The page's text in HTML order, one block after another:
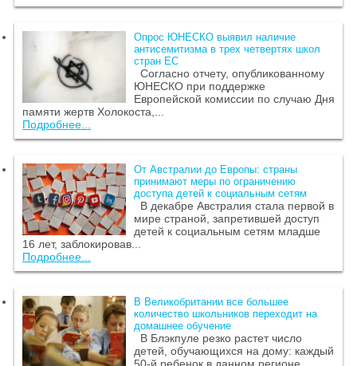
Опрос ЮНЕСКО выявил наличие
антисемитизма в трех четвертях школ
стран ЕС
Согласно отчету, опубликованному
ЮНЕСКО при поддержке
Европейской комиссии по случаю Дня
памяти жертв Холокоста,...
Подробнее...
От Австралии до Европы: страны
принимают меры по ограничению
доступа детей к социальным сетям
В декабре Австралия стала первой в
мире страной, запретившей доступ
детей к социальным сетям младше
16 лет, заблокировав...
Подробнее...
В Великобритании все большее
количество школьников переходит на
домашнее обучение
В Блэкпуле резко растет число
детей, обучающихся на дому: каждый